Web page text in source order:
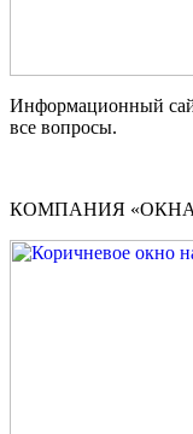
Информационный
все вопросы.
КОМПАНИЯ «ОКНА